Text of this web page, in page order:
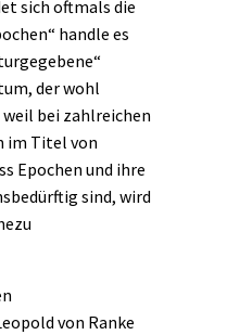
sich oftmals die
handle es
der wohl
bei zahlreichen
im Titel von
Epochen und ihre
sind, wird
von Ranke